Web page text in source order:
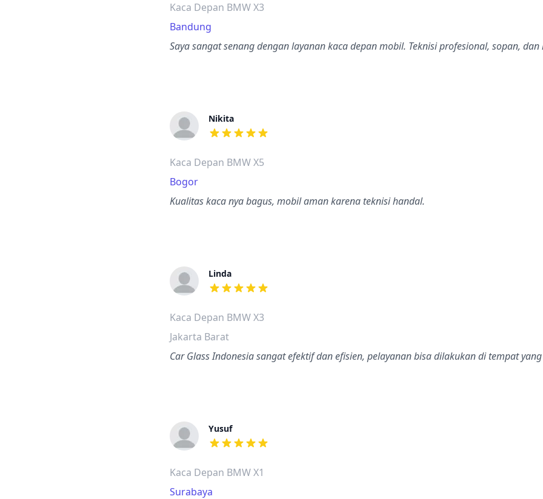
Kaca Depan BMW X3
Bandung
Saya sangat senang dengan layanan kaca depan mobil. Teknisi profesional, sopan,
Nikita
dari ulasan adalah bintang lima
Kaca Depan BMW X5
Bogor
Kualitas kaca nya bagus, mobil aman karena teknisi handal.
Linda
dari ulasan adalah bintang lima
Kaca Depan BMW X3
Jakarta Barat
Car Glass Indonesia sangat efektif dan efisien, pelayanan bisa dilakukan di tempat
Yusuf
dari ulasan adalah bintang lima
Kaca Depan BMW X1
Surabaya